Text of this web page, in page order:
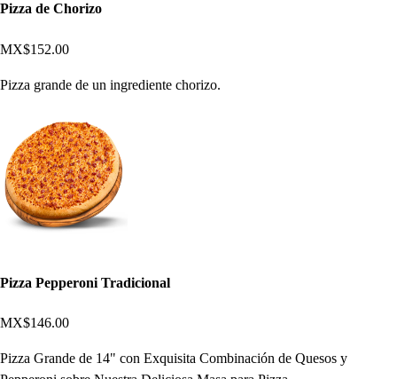
Pizza de Chorizo
MX$152.00
Pizza grande de un ingrediente chorizo.
Pizza Pepperoni Tradicional
MX$146.00
Pizza Grande de 14" con Exquisita Combinación de Quesos y